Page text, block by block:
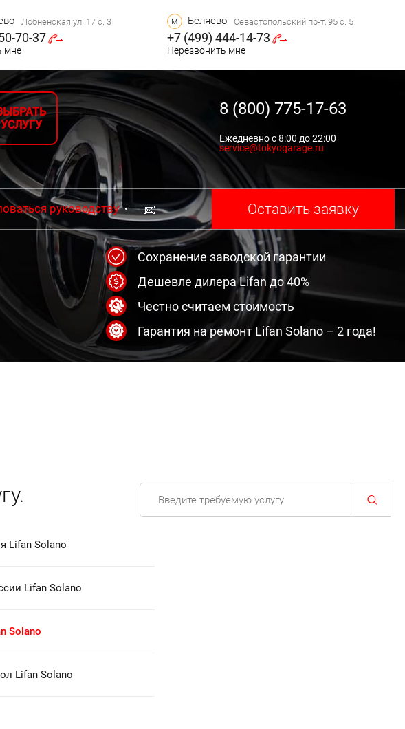
Лобненская ул. 17 с. 3
70-37
мне
м Беляево Севастопольский пр-т, 95 с. 5
+7 (499) 444-14-73
Перезвонить мне
УСЛУГУ
8 (800) 775-17-63
Ежедневно с 8:00 до 22:00
service@tokyogarage.ru
руководству Оставить заявку
Сохранение заводской гарантии
Дешевле дилера Lifan до 40%
Честно считаем стоимость
Гарантия на ремонт Lifan Solano – 2 года!
Lifan Solano
Lifan Solano
Solano
Lifan Solano